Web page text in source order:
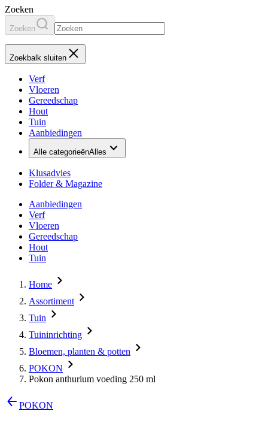
Zoeken
Zoeken
Zoekbalk sluiten
Verf
Vloeren
Gereedschap
Hout
Tuin
Aanbiedingen
Alle categorieënAlles
Klusadvies
Folder & Magazine
Aanbiedingen
Verf
Vloeren
Gereedschap
Hout
Tuin
Home
Assortiment
Tuin
Tuininrichting
Bloemen, planten & potten
POKON
Pokon anthurium voeding 250 ml
POKON